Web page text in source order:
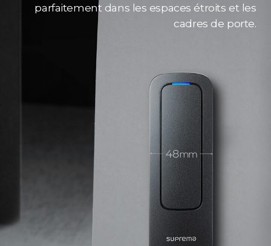
parfaitement dans les espaces étroits et les
cadres de porte.